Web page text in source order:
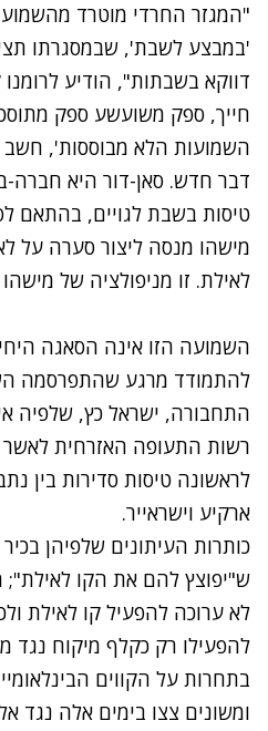
"המגזר החרדי מוטרד
'במבצע לשבת', שבמסגרתו
דווקא בשבתות", הודיע לרומנו
חייך, ספק משועשע ספק
השמועות הלא מבוססות', חשב
דבר חדש. סאן-דור היא
טיסות בשבת לגויים, בהתאם
מישהו מנסה ליצור סערה על
לאילת. זו מניפולציה של
השמועה הזו אינה הסאגה
להתמודד מרגע שהתפרסמה
התחבורה, ישראל כץ, שלפיה
רשות התעופה האזרחית
לראשונה טיסות סדירות בין
ארקיע וישראייר.
כותרות העיתונים שלפיהן
ש"יפוצץ להם את הקו
לא ערוכה להפעיל קו לאילת
להפעילו רק כקלף מיקוח נגד
בתחרות על הקווים
ומשונים צצו בימים אלה נגד